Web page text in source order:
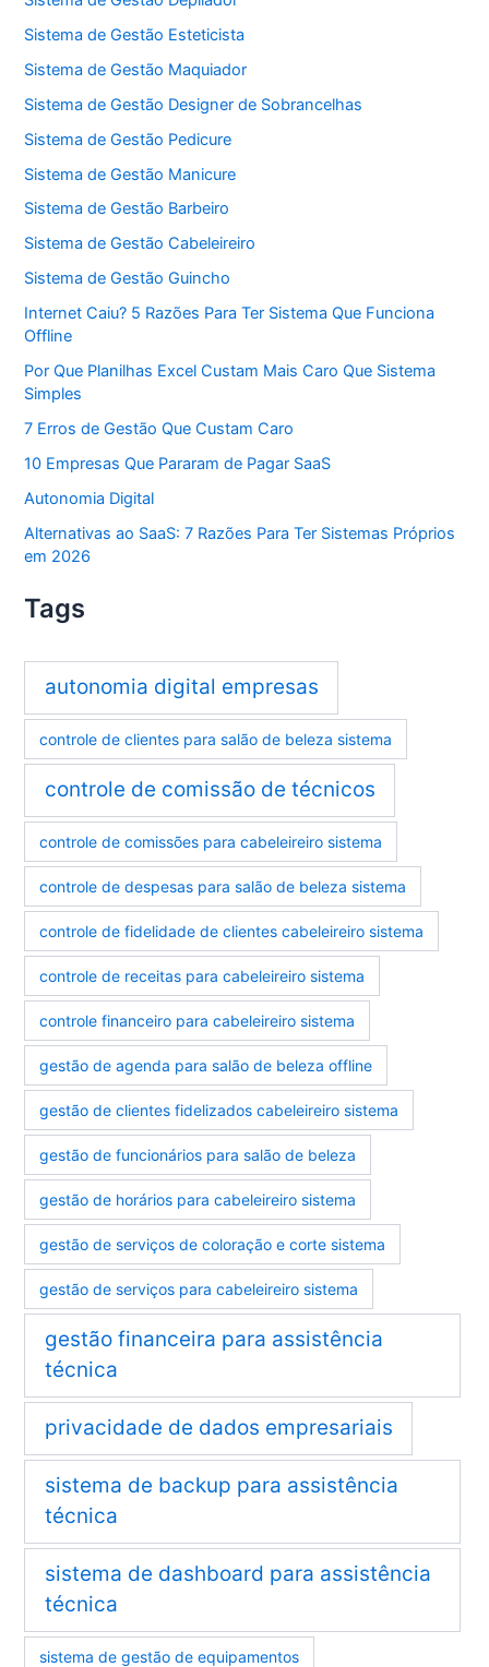
Sistema de Gestão Esteticista
Sistema de Gestão Maquiador
Sistema de Gestão Designer de Sobrancelhas
Sistema de Gestão Pedicure
Sistema de Gestão Manicure
Sistema de Gestão Barbeiro
Sistema de Gestão Cabeleireiro
Sistema de Gestão Guincho
Internet Caiu? 5 Razões Para Ter Sistema Que Funciona
Offline
Por Que Planilhas Excel Custam Mais Caro Que Sistema
Simples
7 Erros de Gestão Que Custam Caro
10 Empresas Que Pararam de Pagar SaaS
Autonomia Digital
Alternativas ao SaaS: 7 Razões Para Ter Sistemas Próprios
em 2026
Tags
autonomia digital empresas
controle de clientes para salão de beleza sistema
controle de comissão de técnicos
controle de comissões para cabeleireiro sistema
controle de despesas para salão de beleza sistema
controle de fidelidade de clientes cabeleireiro sistema
controle de receitas para cabeleireiro sistema
controle financeiro para cabeleireiro sistema
gestão de agenda para salão de beleza offline
gestão de clientes fidelizados cabeleireiro sistema
gestão de funcionários para salão de beleza
gestão de horários para cabeleireiro sistema
gestão de serviços de coloração e corte sistema
gestão de serviços para cabeleireiro sistema
gestão financeira para assistência
técnica
privacidade de dados empresariais
sistema de backup para assistência
técnica
sistema de dashboard para assistência
técnica
sistema de gestão de equipamentos